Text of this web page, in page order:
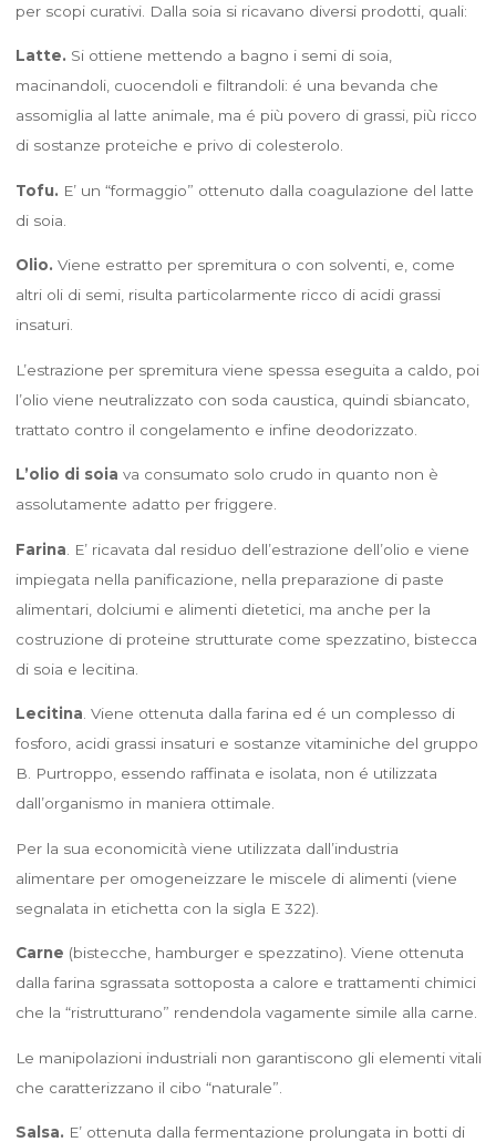
per scopi curativi. Dalla soia si ricavano diversi prodotti, quali:
Latte. Si ottiene mettendo a bagno i semi di soia,
macinandoli, cuocendoli e filtrandoli: é una bevanda che
assomiglia al latte animale, ma é più povero di grassi, più ricco
di sostanze proteiche e privo di colesterolo.
Tofu. E’ un “formaggio” ottenuto dalla coagulazione del latte
di soia.
Olio. Viene estratto per spremitura o con solventi, e, come
altri oli di semi, risulta particolarmente ricco di acidi grassi
insaturi.
L’estrazione per spremitura viene spessa eseguita a caldo, poi
l’olio viene neutralizzato con soda caustica, quindi sbiancato,
trattato contro il congelamento e infine deodorizzato.
L’olio di soia va consumato solo crudo in quanto non è
assolutamente adatto per friggere.
Farina . E’ ricavata dal residuo dell’estrazione dell’olio e viene
impiegata nella panificazione, nella preparazione di paste
alimentari, dolciumi e alimenti dietetici, ma anche per la
costruzione di proteine strutturate come spezzatino, bistecca
di soia e lecitina.
Lecitina . Viene ottenuta dalla farina ed é un complesso di
fosforo, acidi grassi insaturi e sostanze vitaminiche del gruppo
B. Purtroppo, essendo raffinata e isolata, non é utilizzata
dall’organismo in maniera ottimale.
Per la sua economicità viene utilizzata dall’industria
alimentare per omogeneizzare le miscele di alimenti (viene
segnalata in etichetta con la sigla E 322).
Carne (bistecche, hamburger e spezzatino). Viene ottenuta
dalla farina sgrassata sottoposta a calore e trattamenti chimici
che la “ristrutturano” rendendola vagamente simile alla carne.
Le manipolazioni industriali non garantiscono gli elementi vitali
che caratterizzano il cibo “naturale”.
Salsa. E’ ottenuta dalla fermentazione prolungata in botti di